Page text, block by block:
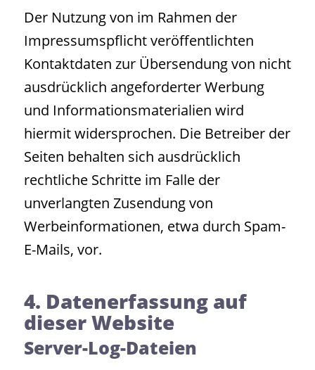
Der Nutzung von im Rahmen der
Impressumspflicht veröffentlichten
Kontaktdaten zur Übersendung von nicht
ausdrücklich angeforderter Werbung
und Informationsmaterialien wird
hiermit widersprochen. Die Betreiber der
Seiten behalten sich ausdrücklich
rechtliche Schritte im Falle der
unverlangten Zusendung von
Werbeinformationen, etwa durch Spam-
E-Mails, vor.
4. Datenerfassung auf
dieser Website
Server-Log-Dateien